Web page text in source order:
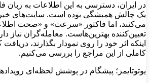
در ایران، دسترسی به این اطلاعات به زبان
یک چالش همیشگی بوده است. سایت‌های
می‌کنند، اما فاکتور «سرعت» و «صحت
تعیین‌کننده بهترین‌هاست. معامله‌گران نیاز
اینکه اثر خود را روی نمودار بگذارند،
کاملی از این مراجع را بررسی می‌کنیم.
یوتوتایمز؛ پیشگام در پوشش لحظه‌ای